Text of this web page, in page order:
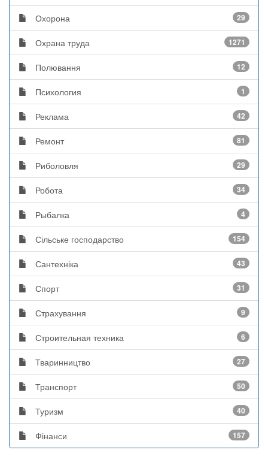
Охорона 29
Охрана труда 1271
Полювання 12
Психология 1
Реклама 42
Ремонт 81
Риболовля 29
Робота 34
Рыбалка 4
Сільське господарство 154
Сантехніка 43
Спорт 31
Страхування 9
Строительная техника 6
Тваринництво 27
Транспорт 50
Туризм 40
Фінанси 157